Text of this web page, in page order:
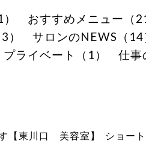
おすすめメニュー（
）
サロンのNEWS（14
プライベート（1） 仕事
【東川口 美容室】 ショー